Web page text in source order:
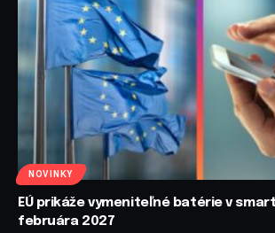
NOVINKY
EÚ prikáže vymeniteľné batérie v
februára 2027